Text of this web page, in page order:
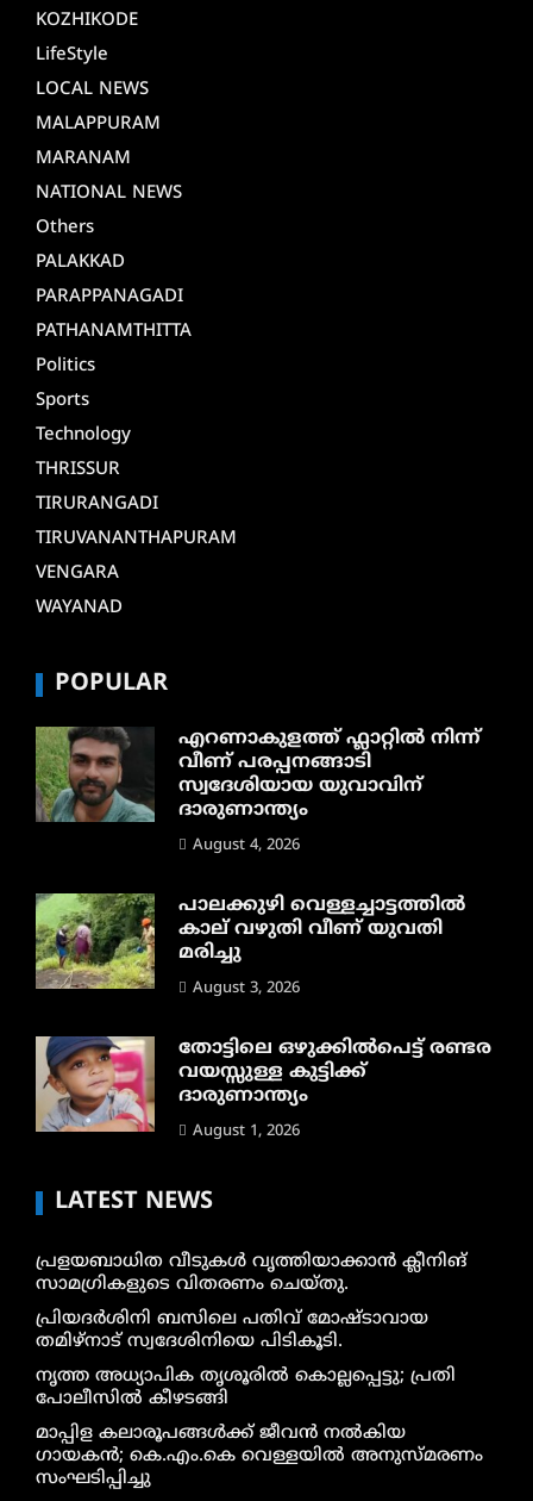
KOZHIKODE
LifeStyle
LOCAL NEWS
MALAPPURAM
MARANAM
NATIONAL NEWS
Others
PALAKKAD
PARAPPANAGADI
PATHANAMTHITTA
Politics
Sports
Technology
THRISSUR
TIRURANGADI
TIRUVANANTHAPURAM
VENGARA
WAYANAD
POPULAR
എറണാകുളത്ത് ഫ്ലാറ്റിൽ നിന്ന്
വീണ് പരപ്പനങ്ങാടി
സ്വദേശിയായ യുവാവിന്
ദാരുണാന്ത്യം
August 4, 2026
പാലക്കുഴി വെള്ളച്ചാട്ടത്തില്‍
കാല് വഴുതി വീണ് യുവതി
മരിച്ചു
August 3, 2026
തോട്ടിലെ ഒഴുക്കിൽപെട്ട് രണ്ടര
വയസ്സുള്ള കുട്ടിക്ക്
ദാരുണാന്ത്യം
August 1, 2026
LATEST NEWS
പ്രളയബാധിത വീടുകൾ വൃത്തിയാക്കാൻ ക്ലീനിങ്
സാമഗ്രികളുടെ വിതരണം ചെയ്തു.
പ്രിയദർശിനി ബസിലെ പതിവ് മോഷ്ടാവായ
തമിഴ്നാട് സ്വദേശിനിയെ പിടികൂടി.
നൃത്ത അധ്യാപിക തൃശൂരിൽ കൊല്ലപ്പെട്ടു; പ്രതി
പോലീസിൽ കീഴടങ്ങി
മാപ്പിള കലാരൂപങ്ങൾക്ക് ജീവൻ നൽകിയ
ഗായകൻ; കെ.എം.കെ വെള്ളയിൽ അനുസ്മരണം
സംഘടിപ്പിച്ചു